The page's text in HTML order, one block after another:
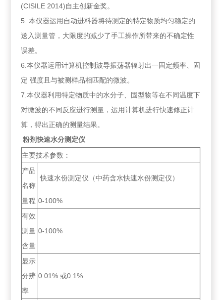
(CISILE 2014)自主创新金奖。
5. 本仪器运用自动进料器将待测定的特定物质均匀稳定的
送入测量管，大限度的减少了手工操作所带来的不确定性
误差。
6.本仪器运用计算机控制波导振荡器辐射出一固定频率、固
定 强度且与被测样品相匹配的微波。
7.本仪器利用特定物质中的水分子、固型物等在不同温度下
对微波的不同反应进行测量，运用计算机进行快速修正计
算，得出正确的测量结果。
粉剂快速水分测定仪
主要技术参数：
产品
名称
快速水份测定仪（中药含水快速水份测定仪）
量程 0-100%
有效
测量
含量
0-100%
显示
分辨
率
0.01% 或0.1%